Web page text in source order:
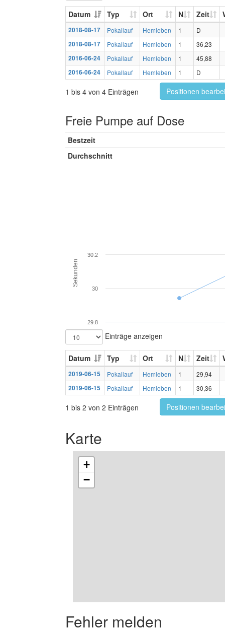
Datum Typ Ort N Zeit
2018-08-17 Pokallauf Hemleben 1
D
2018-08-17
Pokallauf Hemleben 1
36,23
2016-06-24
Pokallauf Hemleben 1
45,88
2016-06-24
Pokallauf Hemleben 1 D
1 bis 4 von 4 Einträgen Positionen
Freie Pumpe auf Dose
Bestzeit
Durchschnitt
Sekunden
29.8
30
30.2
Einträge anzeigen
Datum Typ Ort N Zeit
2019-06-15 Pokallauf Hemleben 1
29,94
2019-06-15
Pokallauf Hemleben 1 30,36
1 bis 2 von 2 Einträgen Positionen
Karte
+
−
Fehler melden